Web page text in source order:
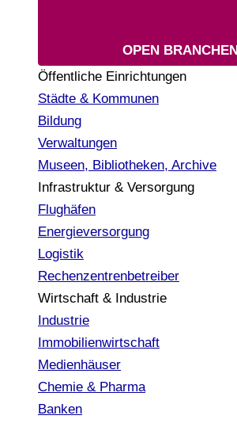
OPEN BRANCHEN
Öffentliche Einrichtungen
Städte & Kommunen
Bildung
Verwaltungen
Museen, Bibliotheken, Archive
Infrastruktur & Versorgung
Flughäfen
Energieversorgung
Logistik
Rechenzentrenbetreiber
Wirtschaft & Industrie
Industrie
Immobilienwirtschaft
Medienhäuser
Chemie & Pharma
Banken